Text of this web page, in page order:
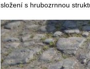
složení s hrubozrnnou